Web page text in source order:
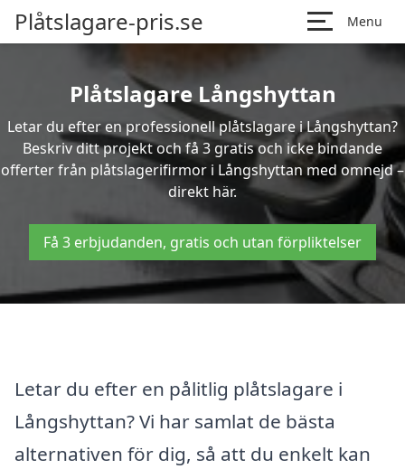
Plåtslagare-pris.se Menu
Plåtslagare Långshyttan
Letar du efter en professionell plåtslagare i Långshyttan?
Beskriv ditt projekt och få 3 gratis och icke bindande
offerter från plåtslagerifirmor i Långshyttan med omnejd –
direkt här.
Få 3 erbjudanden, gratis och utan förpliktelser
Letar du efter en pålitlig plåtslagare i
Långshyttan? Vi har samlat de bästa
alternativen för dig, så att du enkelt kan